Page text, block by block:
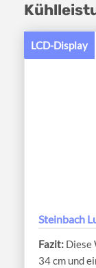
LCD-Display
Steinbach
Diese
34 cm und